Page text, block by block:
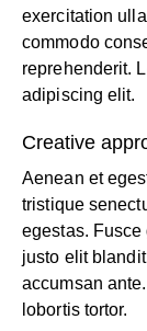
exercitation
commodo
reprehenderit.
adipiscing elit.
Creative
Aenean et
tristique
egestas.
justo elit
accumsan
lobortis tortor.